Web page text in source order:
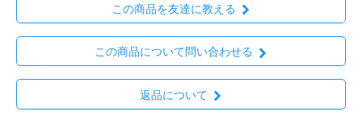
この商品を友達に教える
この商品について問い合わせる
返品について